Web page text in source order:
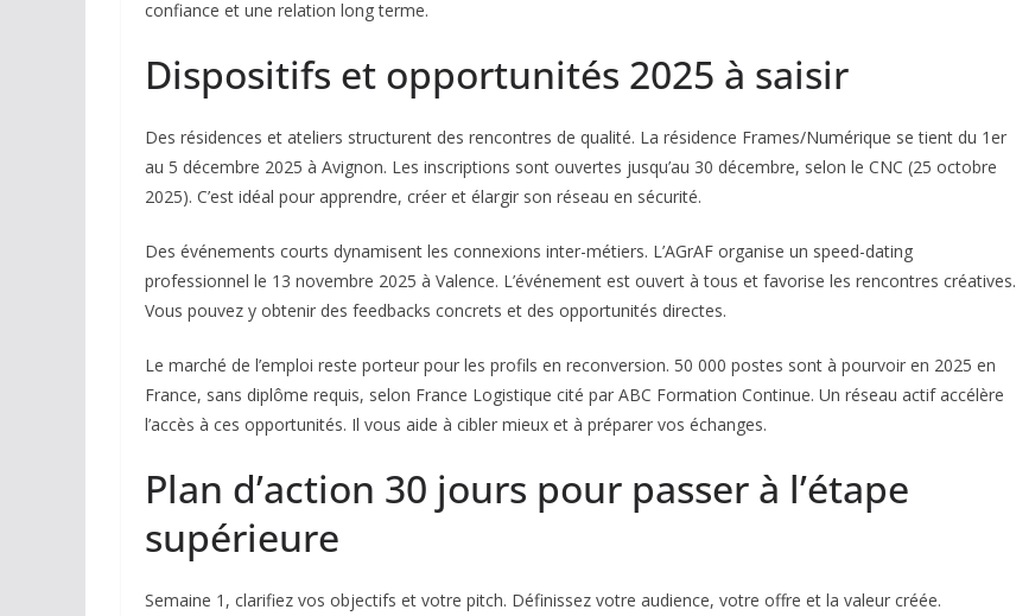
confiance et une relation long terme.
Dispositifs et opportunités 2025 à saisir
Des résidences et ateliers structurent des rencontres de qualité. La résidence Frames/Numérique se tient du 1er
au 5 décembre 2025 à Avignon. Les inscriptions sont ouvertes jusqu’au 30 décembre, selon le CNC (25 octobre
2025). C’est idéal pour apprendre, créer et élargir son réseau en sécurité.
Des événements courts dynamisent les connexions inter-métiers. L’AGrAF organise un speed-dating
professionnel le 13 novembre 2025 à Valence. L’événement est ouvert à tous et favorise les rencontres créatives.
Vous pouvez y obtenir des feedbacks concrets et des opportunités directes.
Le marché de l’emploi reste porteur pour les profils en reconversion. 50 000 postes sont à pourvoir en 2025 en
France, sans diplôme requis, selon France Logistique cité par ABC Formation Continue. Un réseau actif accélère
l’accès à ces opportunités. Il vous aide à cibler mieux et à préparer vos échanges.
Plan d’action 30 jours pour passer à l’étape
supérieure
Semaine 1, clarifiez vos objectifs et votre pitch. Définissez votre audience, votre offre et la valeur créée.